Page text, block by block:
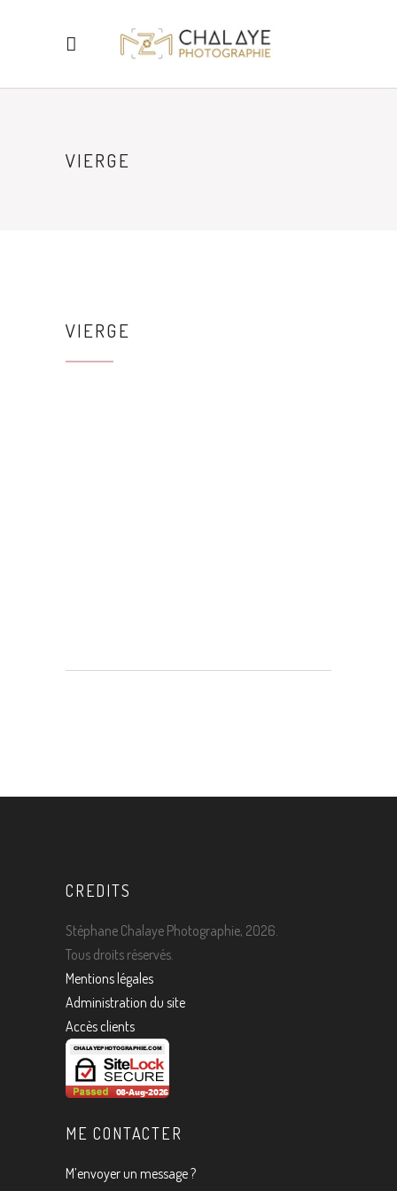
VIERGE
VIERGE
CREDITS
Stéphane Chalaye Photographie, 2026.
Tous droits réservés.
Mentions légales
Administration du site
Accès clients
ME CONTACTER
M’envoyer un message ?